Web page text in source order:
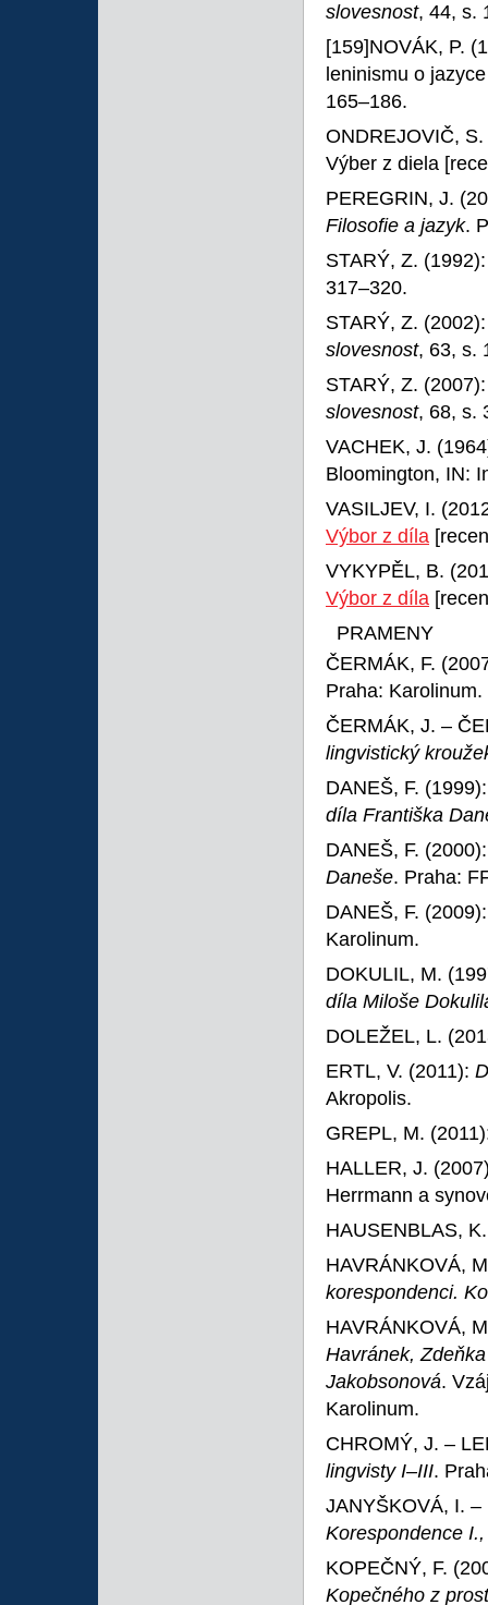
slovesnost, 44, s.
[159]NOVÁK, P.
leninismu o
165–186.
ONDREJOVIČ,
Výber z diela
PEREGRIN, J.
Filosofie a jazyk.
STARÝ, Z.
317–320.
STARÝ, Z.
slovesnost, 63, s.
STARÝ, Z.
slovesnost, 68, s.
VACHEK, J.
Bloomington, IN:
VASILJEV, I.
Výbor z díla
VYKYPĚL, B.
Výbor z díla
PRAMENY
ČERMÁK, F.
Praha: Karolinum.
ČERMÁK, J. –
lingvistický
DANEŠ, F.
díla Františka
DANEŠ, F.
Daneše. Praha:
DANEŠ, F.
Karolinum.
DOKULIL, M.
díla Miloše
DOLEŽEL, L.
ERTL, V. (2011):
Akropolis.
GREPL, M.
HALLER, J.
Herrmann a
HAUSENBLAS,
HAVRÁNKOVÁ,
korespondenci.
HAVRÁNKOVÁ,
Havránek,
Jakobsonová.
Karolinum.
CHROMÝ, J. –
lingvisty I–III.
JANYŠKOVÁ, I.
Korespondence
KOPEČNÝ, F.
Kopečného z